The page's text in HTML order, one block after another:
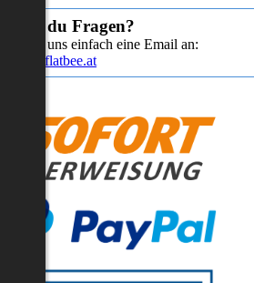
Hast du Fragen?
Sende uns einfach eine Email an:
info@flatbee.at